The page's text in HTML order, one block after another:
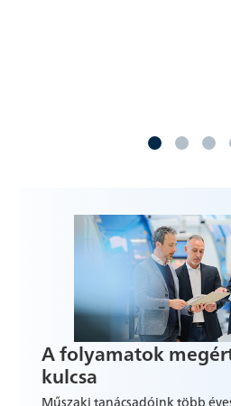
A folyamatok
kulcsa
Műszaki tanácsadóink több